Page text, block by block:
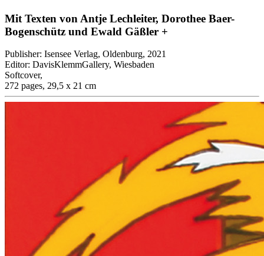
Mit Texten von Antje Lechleiter, Dorothee Baer-
Bogenschütz und Ewald Gäßler +
Publisher: Isensee Verlag, Oldenburg, 2021
Editor: DavisKlemmGallery, Wiesbaden
Softcover,
272 pages, 29,5 x 21 cm